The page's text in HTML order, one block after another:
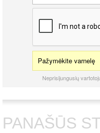
Pažymėkite varnelę
Neprisijungusių
PANAŠŪS